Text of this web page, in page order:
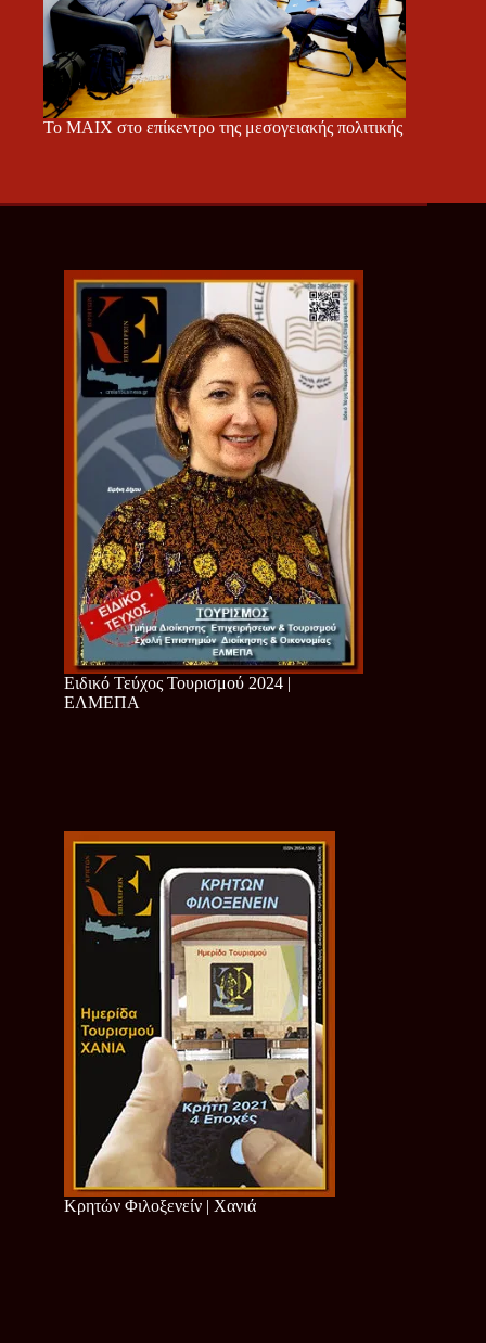
Το ΜΑΙΧ στο επίκεντρο της μεσογειακής πολιτικής
Ειδικό Τεύχος Τουρισμού 2024 |
ΕΛΜΕΠΑ
Κρητών Φιλοξενείν | Χανιά